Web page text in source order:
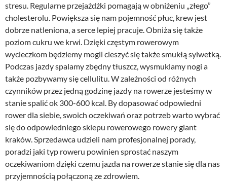
stresu. Regularne przejażdżki pomagają w obniżeniu „złego”
cholesterolu. Powiększa się nam pojemność płuc, krew jest
dobrze natleniona, a serce lepiej pracuje. Obniża się także
poziom cukru we krwi. Dzięki częstym rowerowym
wycieczkom będziemy mogli cieszyć się także smukłą sylwetką.
Podczas jazdy spalamy zbędny tłuszcz, wysmuklamy nogi a
także pozbywamy się cellulitu. W zależności od różnych
czynników przez jedną godzinę jazdy na rowerze jesteśmy w
stanie spalić ok 300-600 kcal. By dopasować odpowiedni
rower dla siebie, swoich oczekiwań oraz potrzeb warto wybrać
się do odpowiedniego sklepu rowerowego rowery giant
kraków. Sprzedawca udzieli nam profesjonalnej porady,
poradzi jaki typ roweru powinien sprostać naszym
oczekiwaniom dzięki czemu jazda na rowerze stanie się dla nas
przyjemnością połączoną ze zdrowiem.